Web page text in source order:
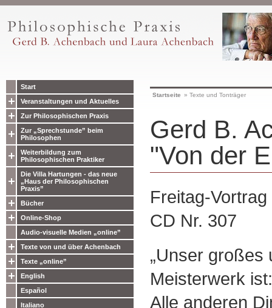
Start
Veranstaltungen und Aktuelles
Zur Philosophischen Praxis
Zur „Sprechstunde” beim
Philosophen
Weiterbildung zum
Philosophischen Praktiker
Die Villa Hartungen - das neue
„Haus der Philosophischen
Praxis”
Bücher
Online-Shop
Audio-visuelle Medien „online”
Texte von und über Achenbach
Texte „online”
English
Español
Italiano
Startseite » Texte und Tonträger
Gerd B.
"Von der
Freitag-
CD Nr. 307
„Unser großes
Meisterwerk
Alle anderen